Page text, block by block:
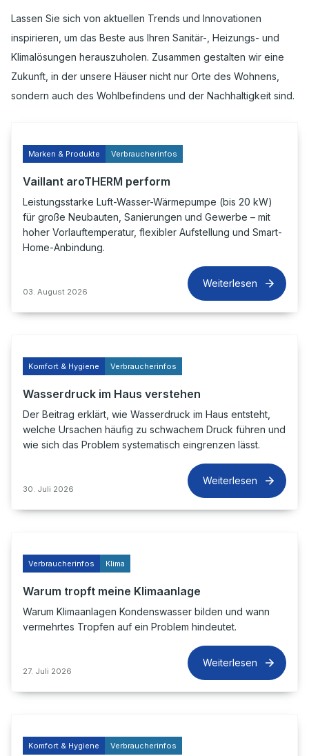
Lassen Sie sich von aktuellen Trends und Innovationen
inspirieren, um das Beste aus Ihren Sanitär-, Heizungs- und
Klimalösungen herauszuholen. Zusammen gestalten wir eine
Zukunft, in der unsere Häuser nicht nur Orte des Wohnens,
sondern auch des Wohlbefindens und der Nachhaltigkeit sind.
Marken & Produkte Verbraucherinfos
Vaillant aroTHERM perform
Leistungsstarke Luft-Wasser-Wärmepumpe (bis 20 kW)
für große Neubauten, Sanierungen und Gewerbe – mit
hoher Vorlauftemperatur, flexibler Aufstellung und Smart-
Home-Anbindung.
03. August 2026
Weiterlesen
Komfort & Hygiene Verbraucherinfos
Wasserdruck im Haus verstehen
Der Beitrag erklärt, wie Wasserdruck im Haus entsteht,
welche Ursachen häufig zu schwachem Druck führen und
wie sich das Problem systematisch eingrenzen lässt.
30. Juli 2026
Weiterlesen
Verbraucherinfos Klima
Warum tropft meine Klimaanlage
Warum Klimaanlagen Kondenswasser bilden und wann
vermehrtes Tropfen auf ein Problem hindeutet.
27. Juli 2026
Weiterlesen
Komfort & Hygiene Verbraucherinfos